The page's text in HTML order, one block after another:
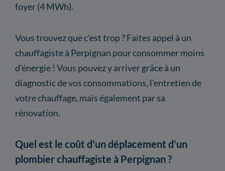
foyer (4 MWh).
Vous trouvez que c'est trop ? Faites appel à un
chauffagiste à Perpignan pour consommer moins
d'énergie ! Vous pouvez y arriver grâce à un
diagnostic de vos consommations, l'entretien de
votre chauffage, mais également par sa
rénovation.
Quel est le coût d'un déplacement d'un
plombier chauffagiste à Perpignan ?